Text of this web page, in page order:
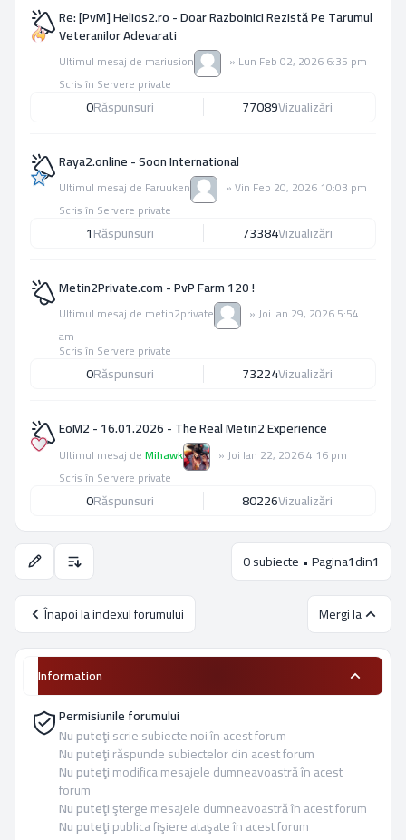
Re: [PvM] Helios2.ro - Doar Razboinici Rezistă Pe Tarumul
Veteranilor Adevarati
Ultimul mesaj de mariusion » Lun Feb 02, 2026 6:35 pm
Scris în Servere private
0Răspunsuri 77089Vizualizări
Raya2.online - Soon International
Ultimul mesaj de Faruuken »Vin Feb 20, 2026 10:03 pm
Scris în Servere private
1Răspunsuri 73384Vizualizări
Metin2Private.com - PvP Farm 120 !
Ultimul mesaj de metin2private » Joi Ian 29, 2026 5:54
am
Scris în Servere private
0Răspunsuri 73224Vizualizări
EoM2 - 16.01.2026 - The Real Metin2 Experience
Ultimul mesaj deMihawk » Joi Ian 22, 2026 4:16 pm
Scris în Servere private
0Răspunsuri 80226Vizualizări
Opţiuni de sortare şi afişare. 0 subiecte • Pagina1din1
Înapoi la indexul forumului Mergi la
Information
Permisiunile forumului
Nu puteţiscrie subiecte noi în acest forum
Nu puteţirăspunde subiectelor din acest forum
Nu puteţimodifica mesajele dumneavoastră în acest
forum
Nu puteţişterge mesajele dumneavoastră în acest forum
Nu puteţipublica fişiere ataşate în acest forum